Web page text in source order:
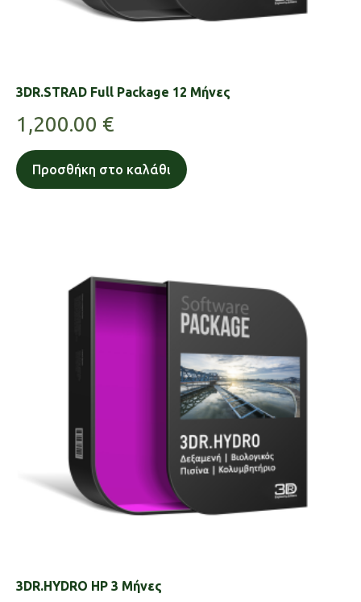
3DR.STRAD Full Package 12 Μήνες
1,200.00 €
Προσθήκη στο καλάθι
3DR.HYDRO HP 3 Μήνες